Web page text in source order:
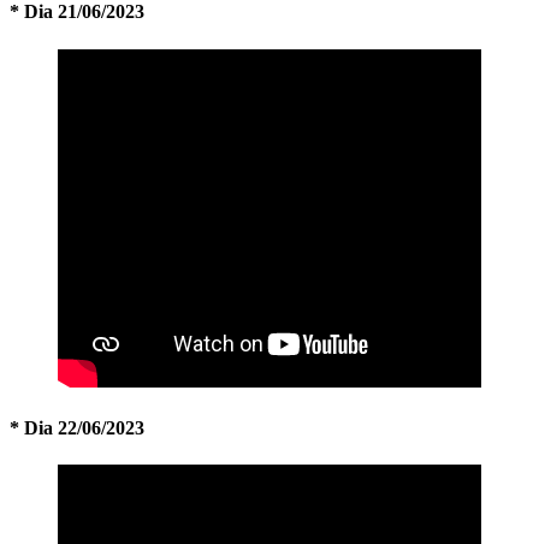
* Dia 21/06/2023
* Dia 22/06/2023